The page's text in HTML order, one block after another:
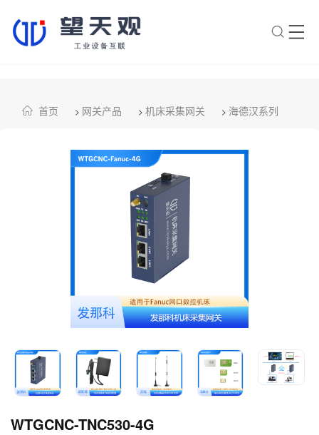
首页 > 网关产品 > 机床采集网关 > 海德汉系列
WTGCNC-TNC530-4G
1.望天观网关如何选型？
2.望天观网关支持哪些组网方
3.网关与软采方案如何选择？
服务？